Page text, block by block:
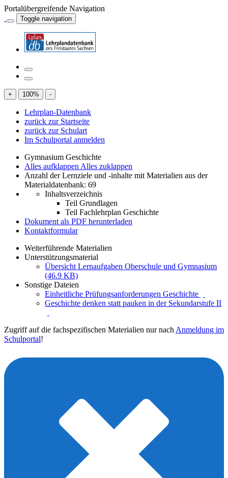
Portalübergreifende Navigation
Toggle navigation
+ 100% -
Lehrplan-Datenbank
zurück zur Startseite
zurück zur Schulart
Im Schulportal anmelden
Gymnasium Geschichte
Alles aufklappen Alles zuklappen
Anzahl der Lernziele und -inhalte mit Materialien aus der
Materialdatenbank: 69
Inhaltsverzeichnis
Teil Grundlagen
Teil Fachlehrplan Geschichte
Dokument als PDF herunterladen
Kontaktformular
Weiterführende Materialien
Unterstützungsmaterial
Übersicht Lernaufgaben Oberschule und Gymnasium
(46.9 KB)
Sonstige Dateien
Einheitliche Prüfungsanforderungen Geschichte
Geschichte denken statt pauken in der Sekundarstufe II
Zugriff auf die fachspezifischen Materialien nur nach Anmeldung im
Schulportal!